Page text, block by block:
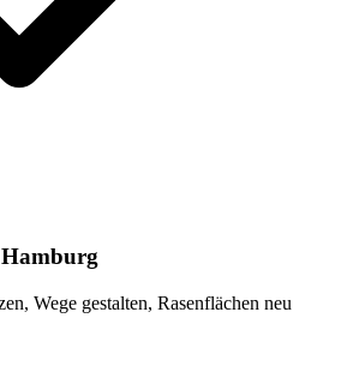
Wege gestalten, Rasenflächen neu